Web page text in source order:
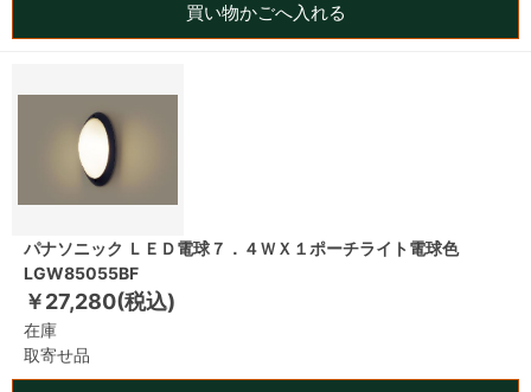
買い物かごへ入れる
パナソニック ＬＥＤ電球７．４ＷＸ１ポーチライト電球色
LGW85055BF
￥27,280(税込)
在庫
取寄せ品